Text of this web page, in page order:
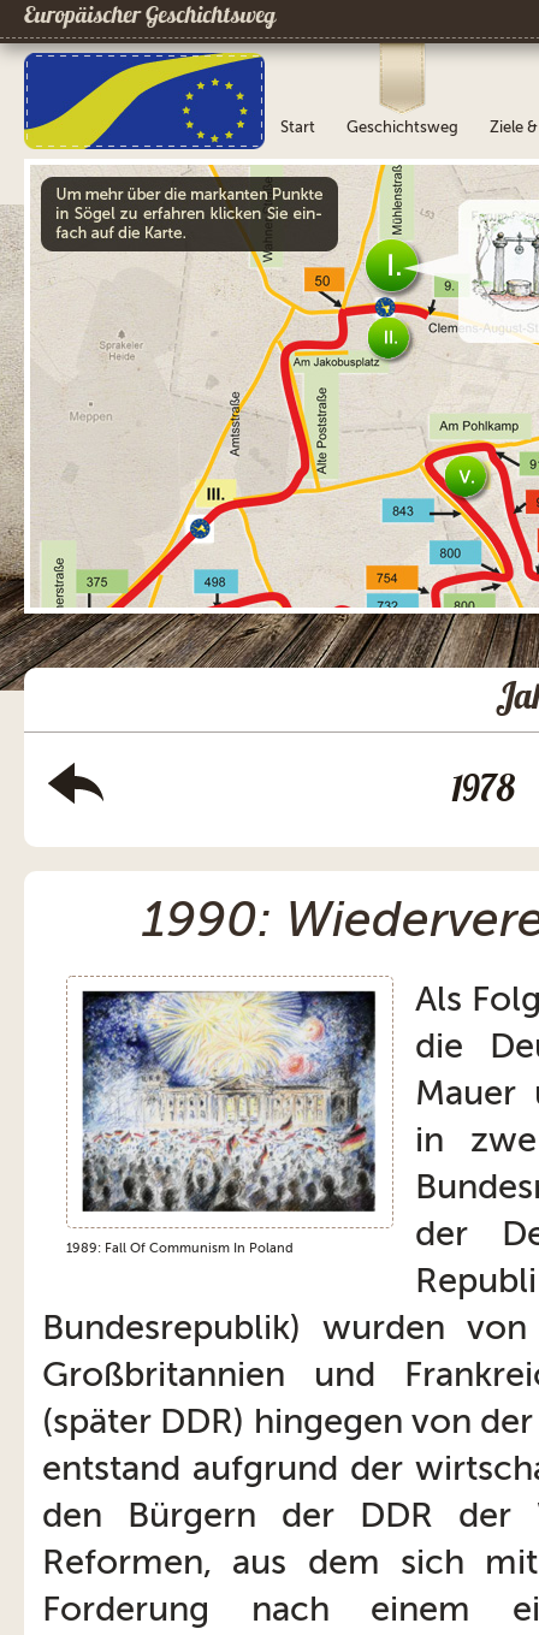
Europäischer Geschichtsweg
Start Geschichtsweg Ziele
1978
1990:
1989: Fall Of Communism In Poland
Als
die
Mauer
in
der
Bundesrepublik) wurden
Großbritannien und
(später DDR) hingegen von
entstand aufgrund der
den Bürgern der DDR der
Reformen, aus dem sich
Forderung nach einem